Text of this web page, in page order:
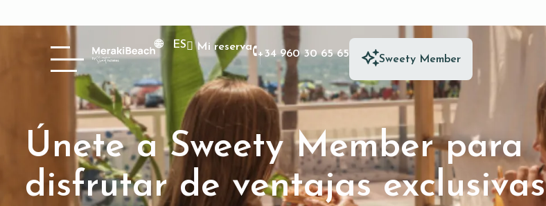
ES Mi reserva
+34 960 30 65 65 Sweety Member
Únete a Sweety Member para
disfrutar de ventajas exclusivas